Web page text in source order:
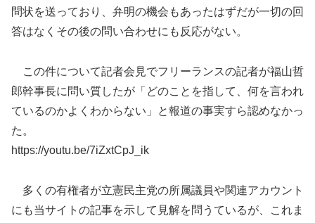
問状を送っており、弁明の機会もあったはずだが一切の回
答はなくその後の問い合わせにも反応がない。
この件について記者会見でフリーランスの記者が福山哲
郎幹事長に問い質したが「どのことを指して、何を言われ
ているのかよくわからない」と報道の事実すら認めなかっ
た。
https://youtu.be/7iZxtCpJ_ik
多くの有権者が立憲民主党の所属議員や関連アカウント
にも当サイトの記事を示して見解を問うているが、これま